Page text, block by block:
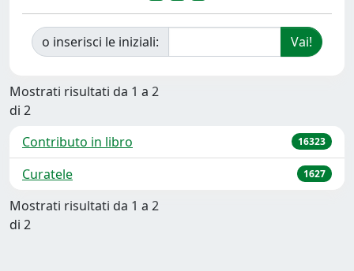
o inserisci le iniziali:
Mostrati risultati da 1 a 2
di 2
Contributo in libro
16323
Curatele 1627
Mostrati risultati da 1 a 2
di 2